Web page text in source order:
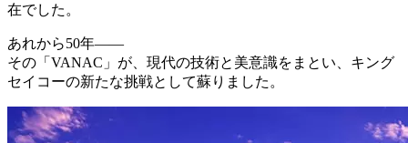
在でした。
あれから50年——
その「VANAC」が、現代の技術と美意識をまとい、キング
セイコーの新たな挑戦として蘇りました。